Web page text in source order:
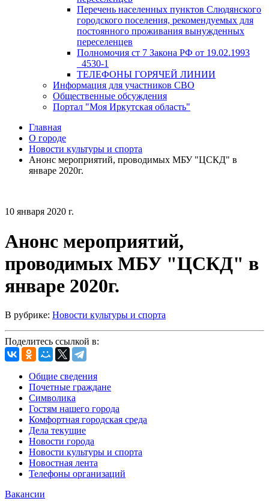
Перечень населенных пунктов Слюдянского
городского поселения, рекомендуемых для
постоянного проживания вынужденных
переселенцев
Полномочия ст 7 Закона РФ от 19.02.1993
_4530-1
ТЕЛЕФОНЫ ГОРЯЧЕЙ ЛИНИИ
Информация для участников СВО
Общественные обсуждения
Портал "Моя Иркутская область"
Главная
О городе
Новости культуры и спорта
Анонс мероприятий, проводимых МБУ "ЦСКД" в
январе 2020г.
10 января 2020 г.
Анонс мероприятий,
проводимых МБУ "ЦСКД" в
январе 2020г.
В рубрике: Новости культуры и спорта
Поделитесь ссылкой в:
Общие сведения
Почетные граждане
Символика
Гостям нашего города
Комфортная городская среда
Дела текущие
Новости города
Новости культуры и спорта
Новостная лента
Телефоны организаций
Вакансии